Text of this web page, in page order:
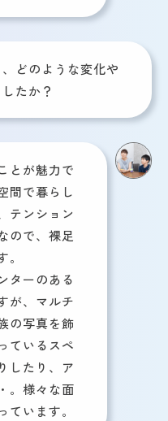
どのような変化や
たか？
とが魅力で
間で暮らし
テンション
ので、裸足
ターのある
が、マルチ
の写真を飾
ているスペ
したり、ア
。様々な面
います。